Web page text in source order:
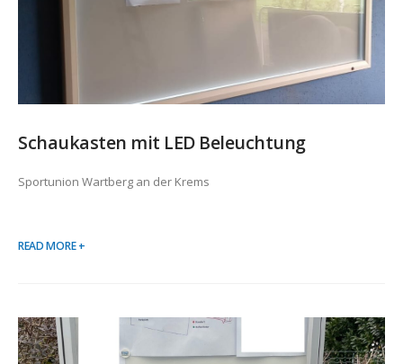
Schaukasten mit LED Beleuchtung
Sportunion Wartberg an der Krems
READ MORE +